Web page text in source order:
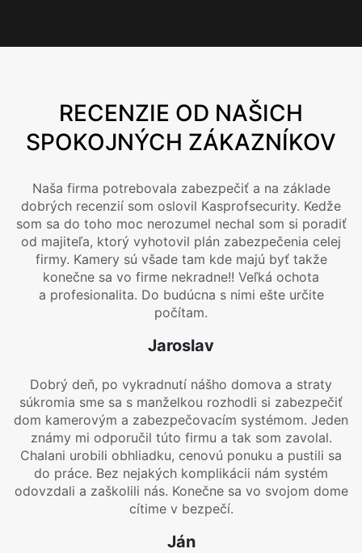
RECENZIE OD NAŠICH
SPOKOJNÝCH ZÁKAZNÍKOV
Naša firma potrebovala zabezpečiť a na základe
dobrých recenzií som oslovil Kasprofsecurity. Kedže
som sa do toho moc nerozumel nechal som si poradiť
od majiteľa, ktorý vyhotovil plán zabezpečenia celej
firmy. Kamery sú všade tam kde majú byť takže
konečne sa vo firme nekradne!! Veľká ochota
a profesionalita. Do budúcna s nimi ešte určite
počítam.
Jaroslav
Dobrý deň, po vykradnutí nášho domova a straty
súkromia sme sa s manželkou rozhodli si zabezpečiť
dom kamerovým a zabezpečovacím systémom. Jeden
známy mi odporučil túto firmu a tak som zavolal.
Chalani urobili obhliadku, cenovú ponuku a pustili sa
do práce. Bez nejakých komplikácii nám systém
odovzdali a zaškolili nás. Konečne sa vo svojom dome
cítime v bezpečí.
Ján